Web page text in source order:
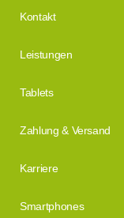
Kontakt
Leistungen
Tablets
Zahlung & Versand
Karriere
Smartphones